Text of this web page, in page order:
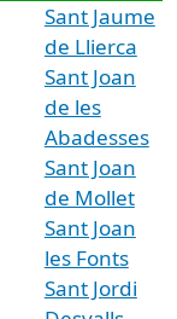
Sant Jaume
de Llierca
Sant Joan
de les
Abadesses
Sant Joan
de Mollet
Sant Joan
les Fonts
Sant Jordi